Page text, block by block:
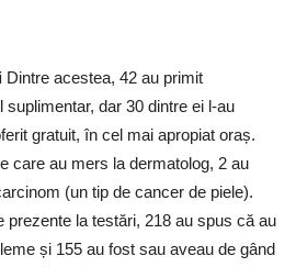
Dintre acestea, 42 au primit
suplimentar, dar 30 dintre ei l-au
gratuit, în cel mai apropiat oraș.
care au mers la dermatolog, 2 au
(un tip de cancer de piele).
prezente la testări, 218 au spus că au
și 155 au fost sau aveau de gând